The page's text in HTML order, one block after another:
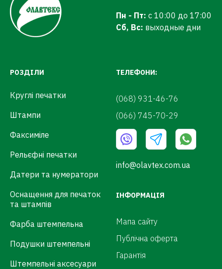
датер із вільним полем colop;
датер міні colop;
автоматичний датер colop.
На сайті ви знайдете
оперативне оформлення замовлень,
також якісну продукцію з гарантією
виробника на весь асортимент
Пн - Пт: с 10:00 до 17:00
Сб, Вс: выходные дни
РОЗДІЛИ
Круглі печатки
Штампи
Факсиміле
Рельєфні печатки
Датери та нумератори
Оснащення для печаток
та штампів
Фарба штемпельна
Подушки штемпельні
Штемпельні аксесуари
ТЕЛЕФОНИ:
(068) 931-46-76
(066) 745-70-29
info@olavtex.com.ua
ІНФОРМАЦІЯ
Мапа сайту
Публічна оферта
Гарантія